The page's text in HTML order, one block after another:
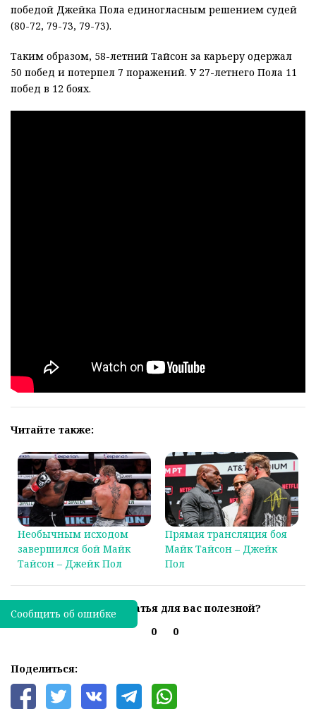
победой Джейка Пола единогласным решением судей
(80-72, 79-73, 79-73).
Таким образом, 58-летний Тайсон за карьеру одержал
50 побед и потерпел 7 поражений. У 27-летнего Пола 11
побед в 12 боях.
Читайте также:
Необычным исходом
завершился бой Майк
Тайсон – Джейк Пол
Прямая трансляция боя
Майк Тайсон – Джейк
Пол
Была ли эта статья для вас полезной?
0
0
Поделиться:
Сообщить об ошибке